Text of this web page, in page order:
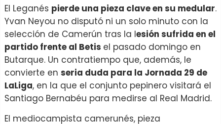
El Leganés pierde una pieza clave en su medular.
Yvan Neyou no disputó ni un solo minuto con la
selección de Camerún tras la lesión sufrida en el
partido frente al Betis el pasado domingo en
Butarque. Un contratiempo que, además, le
convierte en seria duda para la Jornada 29 de
LaLiga, en la que el conjunto pepinero visitará el
Santiago Bernabéu para medirse al Real Madrid.
El mediocampista camerunés, pieza